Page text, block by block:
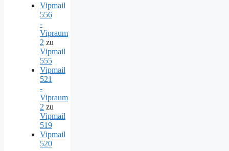
Vipmail
556
-
Vipraum
2 zu
Vipmail
555
Vipmail
521
-
Vipraum
2 zu
Vipmail
519
Vipmail
520